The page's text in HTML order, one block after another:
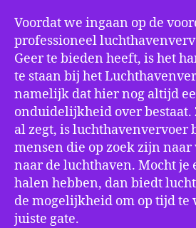
Voordat we ingaan op de
professioneel
Geer te bieden heeft, is het
te staan bij het
namelijk dat hier nog altijd
onduidelijkheid over bestaat.
al zegt, is luchthavenvervoer
mensen die op zoek zijn
naar de luchthaven. Mocht je
halen hebben, dan biedt
de mogelijkheid om op tijd te
juiste gate.